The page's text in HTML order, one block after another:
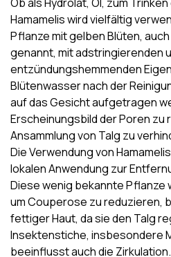
Hamamelis wird vielfältig
Pflanzemit gelben Blüten,
genannt, mitadstringierenden
entzündungshemmenden
Blütenwasser nach der
auf das Gesicht aufgetragen
Erscheinungsbild der Poren zu
Ansammlung von Talg zu
Die Verwendung von
lokalen Anwendung zur
Diese wenig bekannte Pflanze
um Couperose zu reduzieren,
fettiger Haut, da sie den Talg
Insektenstiche, insbesondere
beeinflusst auch die Zirkulation.